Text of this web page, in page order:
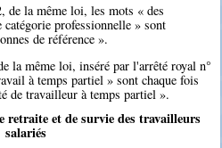
de la même loi, les mots « des
professionnelle » sont
de référence ».
la même loi, inséré par l'arrêté royal n°
à temps partiel » sont chaque fois
de travailleur à temps partiel ».
et de survie des travailleurs
salariés